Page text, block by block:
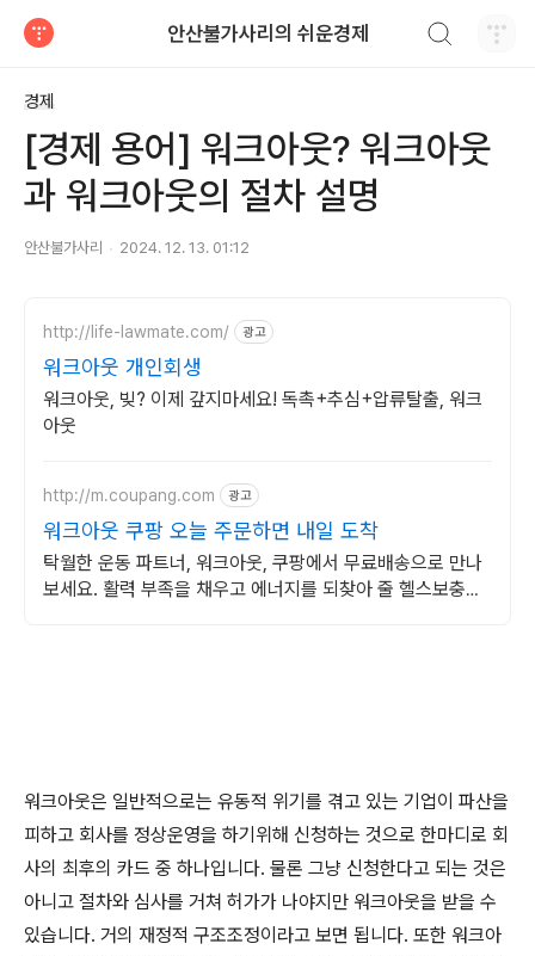
안산불가사리의 쉬운경제
경제
[경제 용어] 워크아웃? 워크아웃
과 워크아웃의 절차 설명
안산불가사리 2024. 12. 13. 01:12
http://life-lawmate.com/ 광고
워크아웃 개인회생
워크아웃, 빚? 이제 갚지마세요! 독촉+추심+압류탈출, 워크
아웃
http://m.coupang.com 광고
워크아웃 쿠팡 오늘 주문하면 내일 도착
탁월한 운동 파트너, 워크아웃, 쿠팡에서 무료배송으로 만나
보세요. 활력 부족을 채우고 에너지를 되찾아 줄 헬스보충제
워크아웃은 일반적으로는 유동적 위기를 겪고 있는 기업이 파산을
피하고 회사를 정상운영을 하기위해 신청하는 것으로 한마디로 회
사의 최후의 카드 중 하나입니다. 물론 그냥 신청한다고 되는 것은
아니고 절차와 심사를 거쳐 허가가 나야지만 워크아웃을 받을 수
있습니다. 거의 재정적 구조조정이라고 보면 됩니다. 또한 워크아